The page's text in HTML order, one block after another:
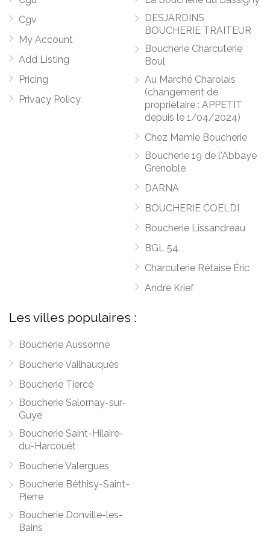
Cgv
My Account
Add Listing
Pricing
Privacy Policy
DESJARDINS
BOUCHERIE TRAITEUR
Boucherie Charcuterie
Boul
Au Marché Charolais
(changement de
propriétaire : APPETIT
depuis le 1/04/2024)
Chez Mamie Boucherie
Boucherie 19 de l'Abbaye
Grenoble
DARNA
BOUCHERIE COELDI
Boucherie Lissandreau
BGL 54
Charcuterie Rétaise Éric
André Krief
Les villes populaires :
Boucherie Aussonne
Boucherie Vailhauquès
Boucherie Tiercé
Boucherie Salornay-sur-
Guye
Boucherie Saint-Hilaire-
du-Harcouët
Boucherie Valergues
Boucherie Béthisy-Saint-
Pierre
Boucherie Donville-les-
Bains